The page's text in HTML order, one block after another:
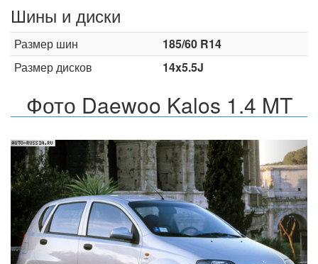
Шины и диски
Размер шин
185/60 R14
Размер дисков
14x5.5J
Фото Daewoo Kalos 1.4 MT
Назад